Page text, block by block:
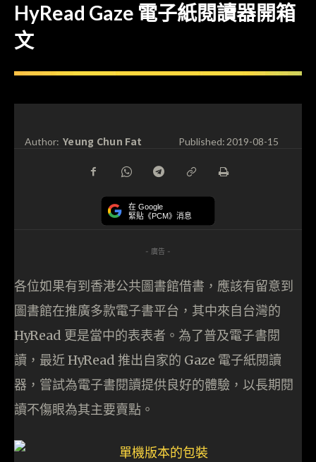
HyRead Gaze 電子紙閱讀器開箱
文
Author: Yeung Chun Fat Published:2019-08-15
在 Google
緊貼《PCM》消息
- 廣告 -
各位如果有到香港公共圖書館借書，應該有留意到
圖書館在推廣多款電子書平台，其中來自台灣的
HyRead 更是當中的表表者。為了普及電子書閱
讀，最近 HyRead 推出自家的 Gaze 電子紙閱讀
器，嘗試為電子書閱讀提供良好的體驗，以長期閱
讀不傷眼為其主要賣點。